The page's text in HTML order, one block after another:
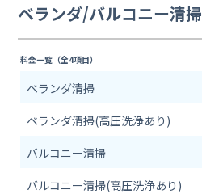
ベランダ/バルコニー清掃
料金一覧（全4項目）
ベランダ清掃
ベランダ清掃(高圧洗浄あり)
バルコニー清掃
バルコニー清掃(高圧洗浄あり)